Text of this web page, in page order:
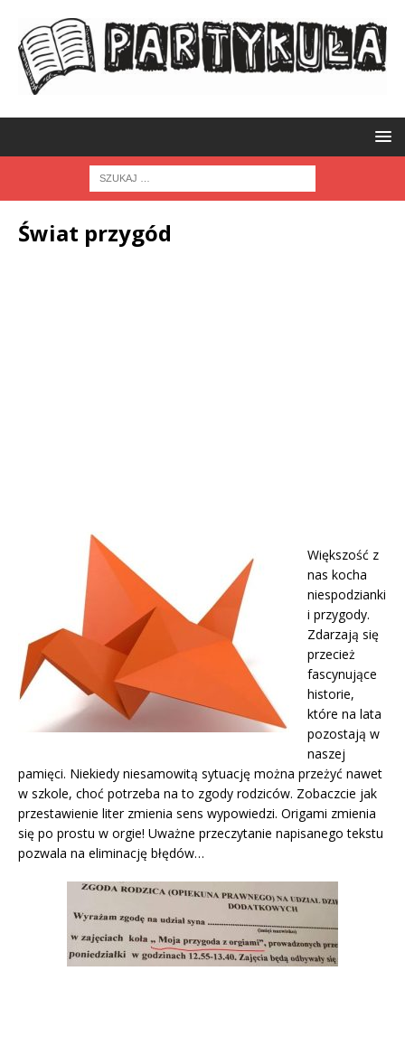
Świat przygód
Większość z
nas kocha
niespodzianki
i przygody.
Zdarzają się
przecież
fascynujące
historie,
które na lata
pozostają w
naszej
pamięci. Niekiedy niesamowitą sytuację można przeżyć nawet
w szkole, choć potrzeba na to zgody rodziców. Zobaczcie jak
przestawienie liter zmienia sens wypowiedzi. Origami zmienia
się po prostu w orgie! Uważne przeczytanie napisanego tekstu
pozwala na eliminację błędów…